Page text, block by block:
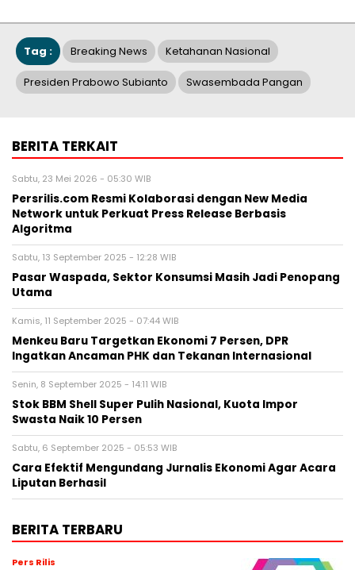
Tag : Breaking News Ketahanan Nasional
Presiden Prabowo Subianto Swasembada Pangan
BERITA TERKAIT
Sabtu, 23 Mei 2026 - 05:30 WIB
Persrilis.com Resmi Kolaborasi dengan New Media
Network untuk Perkuat Press Release Berbasis
Algoritma
Sabtu, 13 September 2025 - 12:28 WIB
Pasar Waspada, Sektor Konsumsi Masih Jadi Penopang
Utama
Kamis, 11 September 2025 - 07:44 WIB
Menkeu Baru Targetkan Ekonomi 7 Persen, DPR
Ingatkan Ancaman PHK dan Tekanan Internasional
Senin, 8 September 2025 - 14:11 WIB
Stok BBM Shell Super Pulih Nasional, Kuota Impor
Swasta Naik 10 Persen
Sabtu, 6 September 2025 - 05:53 WIB
Cara Efektif Mengundang Jurnalis Ekonomi Agar Acara
Liputan Berhasil
BERITA TERBARU
Pers Rilis